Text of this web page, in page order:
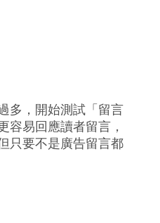
多，開始測試「留言
容易回應讀者留言，
只要不是廣告留言都